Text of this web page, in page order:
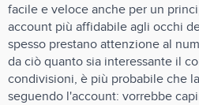
facile e veloce anche per un
account più affidabile agli occhi
spesso prestano attenzione al
da ciò quanto sia interessante il
condivisioni, è più probabile che
seguendo l'account: vorrebbe